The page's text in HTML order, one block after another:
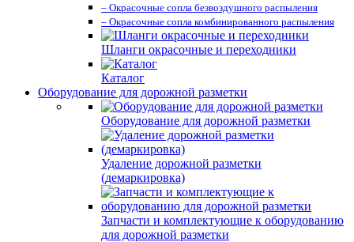
– Окрасочные сопла безвоздушного распыления
– Окрасочные сопла комбинированного распыления
Шланги окрасочные и переходники
Каталог
Оборудование для дорожной разметки
Оборудование для дорожной разметки
Удаление дорожной разметки
(демаркировка)
Запчасти и комплектующие к оборудованию
для дорожной разметки